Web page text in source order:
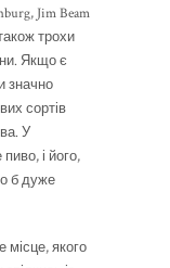
Jim Beam
трохи
Якщо є
значно
сортів
У
і його,
б дуже
місце, якого